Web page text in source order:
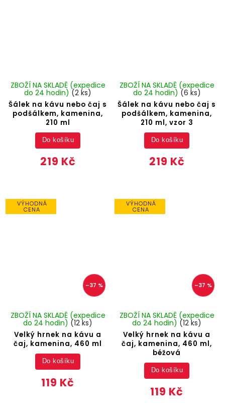
Šálek na kávu nebo čaj s
podšálkem, kamenina,
210 ml
ZBOŽÍ NA SKLADĚ (expedice
do 24 hodin) (2 ks)
219 Kč
Do košíku
Šálek na kávu nebo čaj s
podšálkem, kamenina,
210 ml, vzor 3
ZBOŽÍ NA SKLADĚ (expedice
do 24 hodin) (6 ks)
219 Kč
Do košíku
VÝHODNÁ
CENA
–37 %
Velký hrnek na kávu a
čaj, kamenina, 460 ml
ZBOŽÍ NA SKLADĚ (expedice
do 24 hodin) (12 ks)
119 Kč
Do košíku
VÝHODNÁ
CENA
–37 %
Velký hrnek na kávu a
čaj, kamenina, 460 ml,
béžová
ZBOŽÍ NA SKLADĚ (expedice
do 24 hodin) (12 ks)
119 Kč
Do košíku